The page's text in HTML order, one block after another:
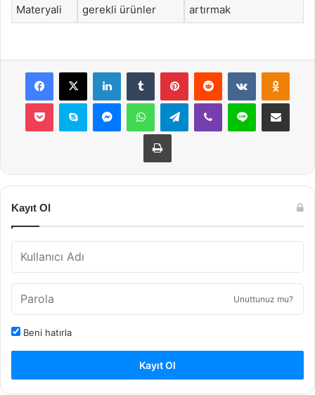
Materyali
gerekli ürünler
artırmak
Facebook
X LinkedInTumblr PinterestReddit VKontakte
Pocket Skype MessengerWhatsAppTelegramViber Line E-Posta ile
Yazdır
Kayıt Ol
Unuttunuz mu?
Beni hatırla
Kayıt Ol